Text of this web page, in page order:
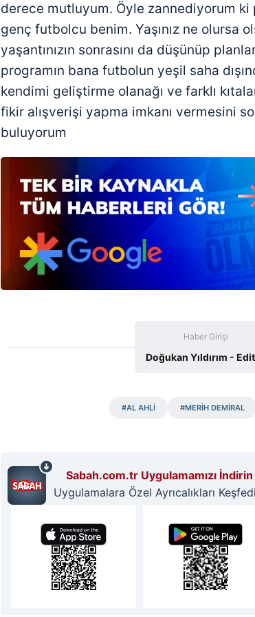
mevzuata uygun olarak kullanılan çerezlerle ilgili
derece mutluyum. Öyle zannediyorum
genç futbolcu benim. Yaşınız ne olursa
yaşantınızın sonrasını da düşünüp
programın bana futbolun yeşil saha
kendimi geliştirme olanağı ve farklı
fikir alışverişi yapma imkanı vermesini
buluyorum
Haber Girişi
Doğukan Yıldırım -
#AL AHLİ #MERİH DEMİRAL
Sabah.com.tr Uygulamamızı İndirin
Uygulamalara Özel Ayrıcalıkları